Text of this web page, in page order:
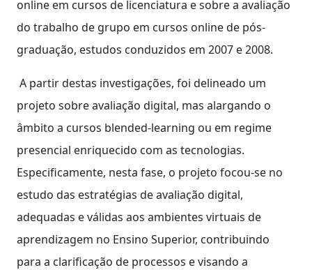
online em cursos de licenciatura e sobre a avaliação
do trabalho de grupo em cursos online de pós-
graduação, estudos conduzidos em 2007 e 2008.
A partir destas investigações, foi delineado um
projeto sobre avaliação digital, mas alargando o
âmbito a cursos blended-learning ou em regime
presencial enriquecido com as tecnologias.
Especificamente, nesta fase, o projeto focou-se no
estudo das estratégias de avaliação digital,
adequadas e válidas aos ambientes virtuais de
aprendizagem no Ensino Superior, contribuindo
para a clarificação de processos e visando a